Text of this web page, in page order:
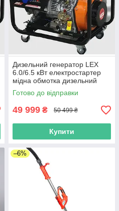
Дизельний генератор LEX
6.0/6.5 кВт електростартер
мідна обмотка дизельний
електрогенератор для дому
дачі будівництва
Готово до відправки
49 999 ₴ 50 499 ₴
Купити
–6%